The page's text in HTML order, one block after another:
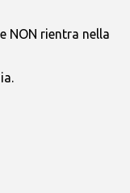
NON rientra nella